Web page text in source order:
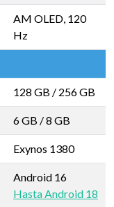
AM OLED, 120
Hz
128 GB / 256 GB
6 GB /8 GB
Exynos 1380
Android 16
Hasta Android 18